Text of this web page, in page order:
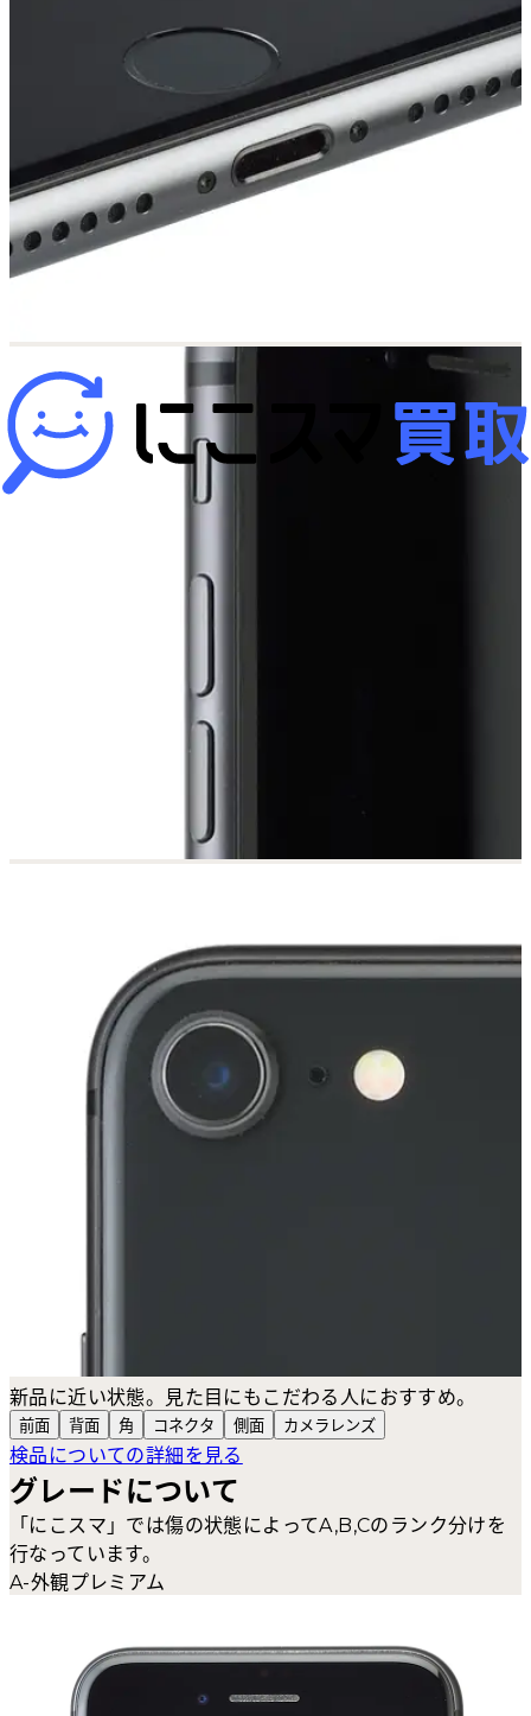
新品に近い状態。見た目にもこだわる人におすすめ。
前面 背面 角 コネクタ 側面 カメラ レンズ
検品についての詳細を見る
グレードについて
「にこスマ」では傷の状態によってA,B,Cのランク分けを
行なっています。
A-外観プレミアム